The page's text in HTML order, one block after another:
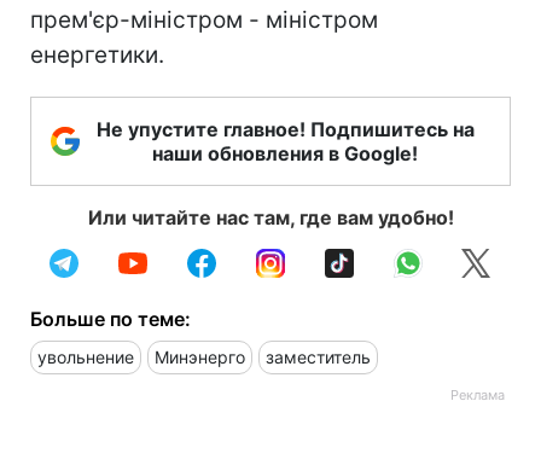
прем'єр-міністром - міністром
енергетики.
Не упустите главное! Подпишитесь на
наши обновления в Google!
Или читайте нас там, где вам удобно!
Больше по теме:
увольнение Минэнерго заместитель